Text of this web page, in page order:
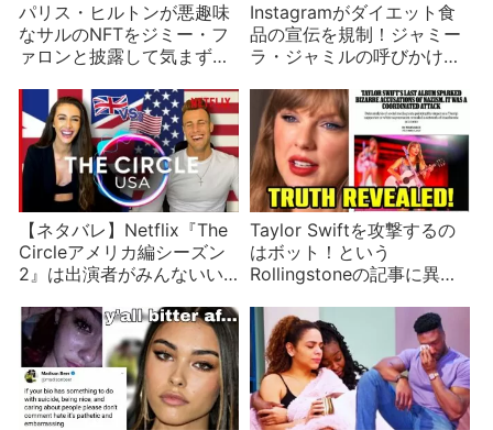
パリス・ヒルトンが悪趣味
なサルのNFTをジミー・フ
ァロンと披露して気まずい
Instagramがダイエット食
品の宣伝を規制！ジャミー
ラ・ジャミルの呼びかけが
【ネタバレ】Netflix『The
Circleアメリカ編シーズン
2』は出演者がみんないい
イチ
Taylor Swiftを攻撃するの
はボット！という
Rollingstoneの記事に異論